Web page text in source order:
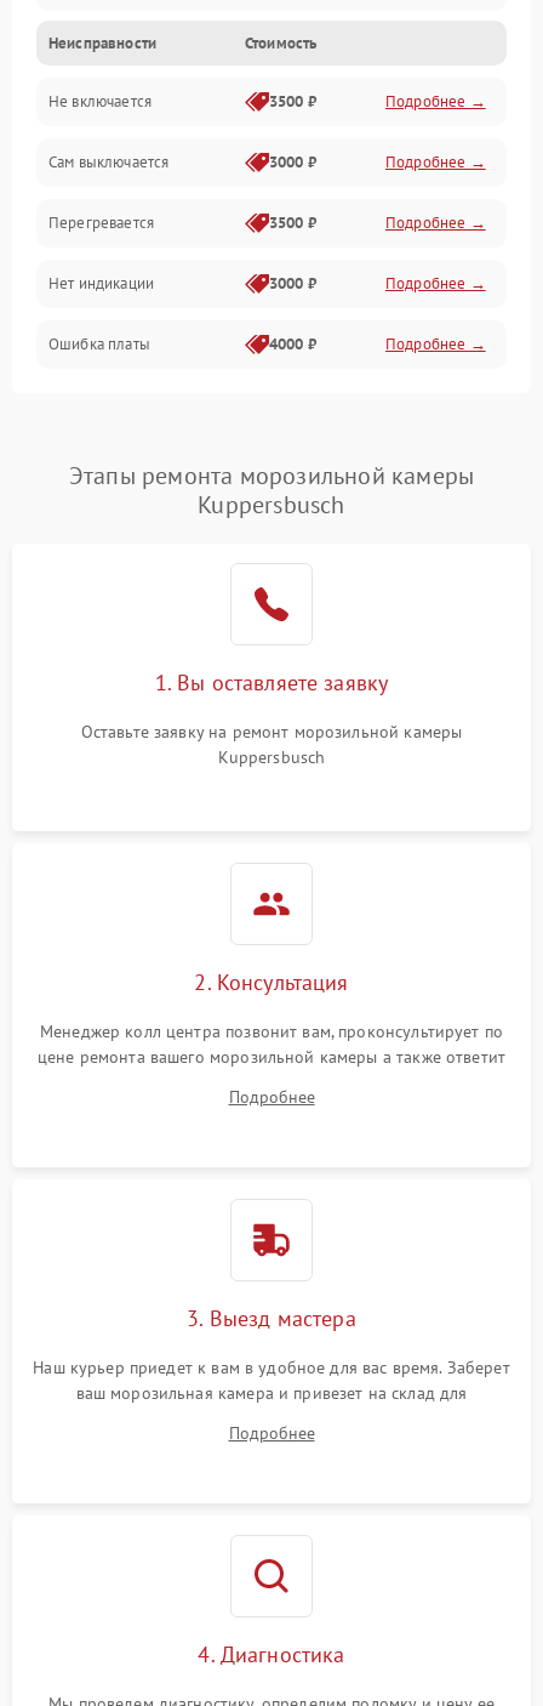
Механика
Неисправности Стоимость
Не включается 3500 ₽ Подробнее →
Сам выключается 3000 ₽ Подробнее →
Перегревается 3500 ₽ Подробнее →
Нет индикации 3000 ₽ Подробнее →
Ошибка платы 4000 ₽ Подробнее →
Этапы ремонта морозильной камеры
Kuppersbusch
1. Вы оставляете заявку
Оставьте заявку на ремонт морозильной камеры
Kuppersbusch
2. Консультация
Менеджер колл центра позвонит вам, проконсультирует по
цене ремонта вашего морозильной камеры а также ответит
Подробнее
3. Выезд мастера
Наш курьер приедет к вам в удобное для вас время. Заберет
ваш морозильная камера и привезет на склад для
Подробнее
4. Диагностика